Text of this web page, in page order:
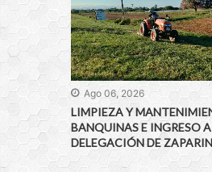
Ago 06, 2026
LIMPIEZA Y
BANQUINAS E INGRESO
DELEGACIÓN DE